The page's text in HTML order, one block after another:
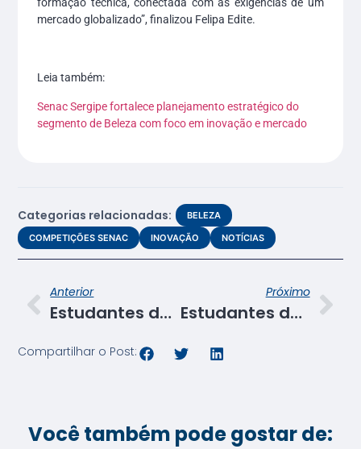
mercado globalizado”, finalizou Felipa Edite.
Leia também:
Senac Sergipe fortalece planejamento estratégico do
segmento de Beleza com foco em inovação e mercado
Categorias relacionadas:
BELEZA
COMPETIÇÕES SENAC
INOVAÇÃO NOTÍCIAS
Anterior
Estudantes de Lagarto desenvolvem solução tecnológica em Projeto Integrador do Senac
Próximo
Estudantes do Senac-SE exploram o impacto da alimentação saudável no ambiente escolar
Compartilhar o Post:
Você também pode gostar de: